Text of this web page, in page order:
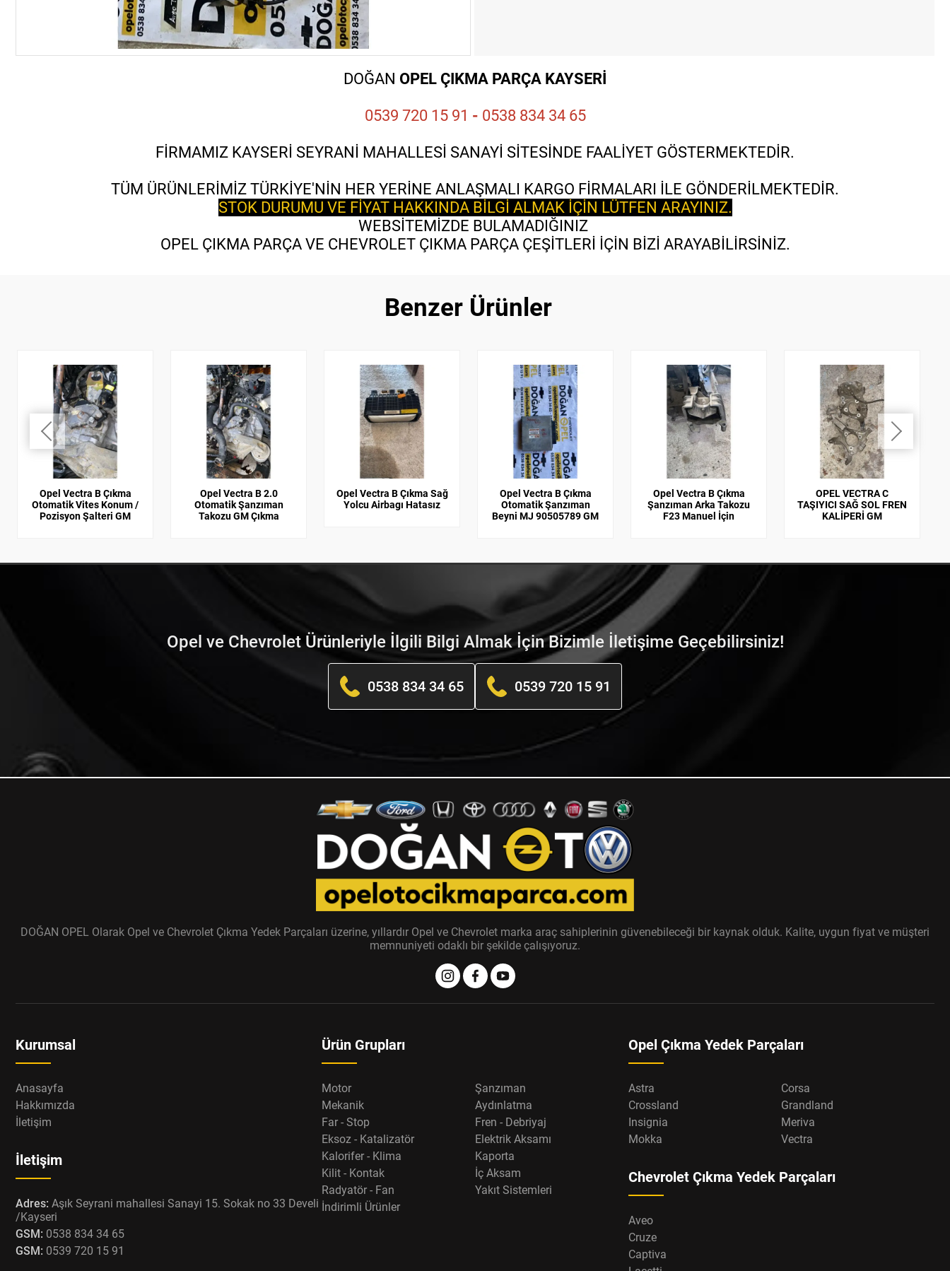
DOĞAN OPEL ÇIKMA PARÇA KAYSERİ
0539 720 15 91 - 0538 834 34 65
FİRMAMIZ KAYSERİ SEYRANİ MAHALLESİ SANAYİ SİTESİNDE FAALİYET GÖSTERMEKTEDİR.
TÜM ÜRÜNLERİMİZ TÜRKİYE'NİN HER YERİNE ANLAŞMALI KARGO FİRMALARI İLE GÖNDERİLMEKTEDİR.
STOK DURUMU VE FİYAT HAKKINDA BİLGİ ALMAK İÇİN LÜTFEN ARAYINIZ.
WEBSİTEMİZDE BULAMADIĞINIZ
OPEL ÇIKMA PARÇA VE CHEVROLET ÇIKMA PARÇA ÇEŞİTLERİ İÇİN BİZİ ARAYABİLİRSİNİZ.
Benzer Ürünler
Opel Vectra B Çıkma
Otomatik Vites Konum /
Pozisyon Şalteri GM
Opel Vectra B 2.0
Otomatik Şanzıman
Takozu GM Çıkma
Opel Vectra B Çıkma Sağ
Yolcu Airbagı Hatasız
Opel Vectra B Çıkma
Otomatik Şanzıman
Beyni MJ 90505789 GM
Opel Vectra B Çıkma
Şanzıman Arka Takozu
F23 Manuel İçin
OPEL VECTRA C
TAŞIYICI SAĞ SOL FREN
KALİPERİ GM
Opel ve Chevrolet Ürünleriyle İlgili Bilgi Almak İçin Bizimle İletişime Geçebilirsiniz!
0538 834 34 65 0539 720 15 91
DOĞAN OPEL Olarak Opel ve Chevrolet Çıkma Yedek Parçaları üzerine, yıllardır Opel ve Chevrolet marka araç sahiplerinin güvenebileceği bir kaynak olduk. Kalite, uygun fiyat ve müşteri
memnuniyeti odaklı bir şekilde çalışıyoruz.
Kurumsal
Anasayfa
Hakkımızda
İletişim
İletişim
Adres: Aşık Seyrani mahallesi Sanayi 15. Sokak no 33 Develi
/Kayseri
GSM: 0538 834 34 65
GSM: 0539 720 15 91
Ürün Grupları
Motor
Şanzıman
Mekanik
Aydınlatma
Far - Stop
Fren - Debriyaj
Eksoz - Katalizatör
Elektrik Aksamı
Kalorifer - Klima
Kaporta
Kilit - Kontak
İç Aksam
Radyatör - Fan
Yakıt Sistemleri
İndirimli Ürünler
Opel Çıkma Yedek Parçaları
Astra
Corsa
Crossland
Grandland
Insignia
Meriva
Mokka
Vectra
Chevrolet Çıkma Yedek Parçaları
Aveo
Cruze
Captiva